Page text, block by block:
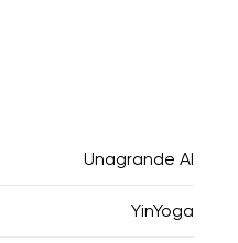
Unagrande AI
YinYoga